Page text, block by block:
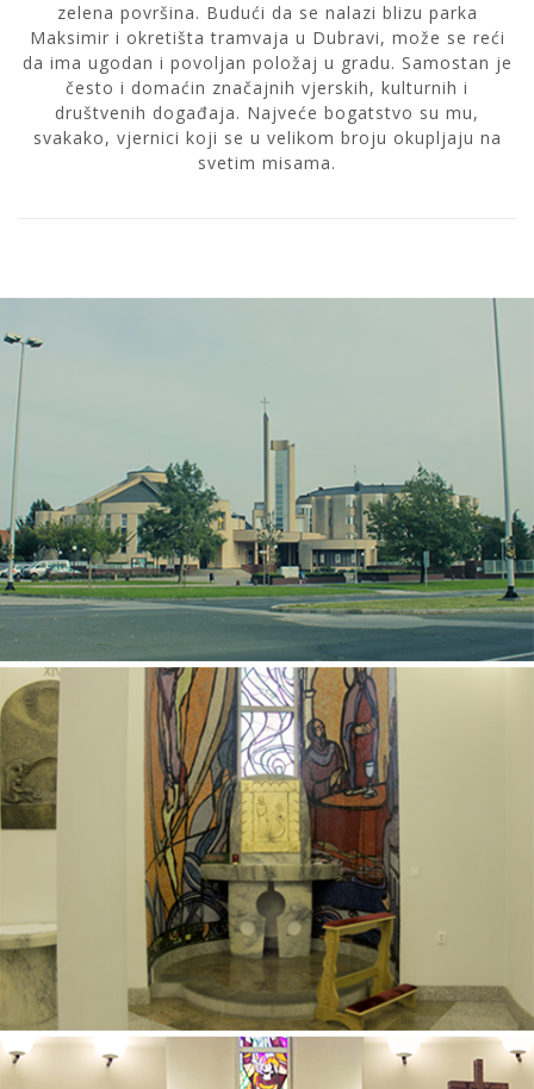
zelena površina. Budući da se nalazi blizu parka
Maksimir i okretišta tramvaja u Dubravi, može se reći
da ima ugodan i povoljan položaj u gradu. Samostan je
često i domaćin značajnih vjerskih, kulturnih i
društvenih događaja. Najveće bogatstvo su mu,
svakako, vjernici koji se u velikom broju okupljaju na
svetim misama.